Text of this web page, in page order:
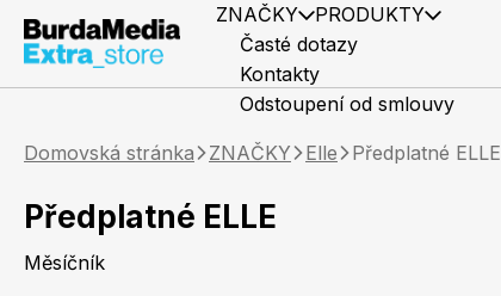
ZNAČKY PRODUKTY
Časté dotazy
Kontakty
Odstoupení od smlouvy
Domovská stránka ZNAČKY Elle Předplatné ELLE
Předplatné ELLE
Měsíčník